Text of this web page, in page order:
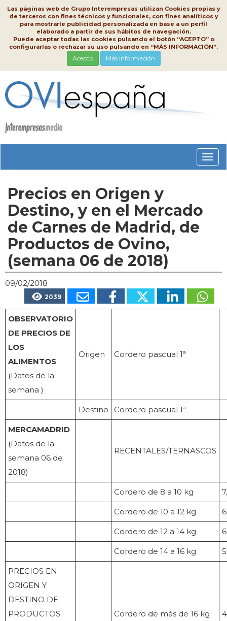
Las páginas web de Grupo Interempresas utilizan Cookies propias y
de terceros con fines técnicos y funcionales, con fines analíticos y
para mostrarle publicidad personalizada en base a un perfil
elaborado a partir de sus hábitos de navegación.
Puede aceptar todas las cookies pulsando el botón “ACEPTO” o
configurarlas o rechazar su uso pulsando en “MÁS INFORMACIÓN”.
Acepto Más información
Precios en Origen y
Destino, y en el Mercado
de Carnes de Madrid, de
Productos de Ovino,
(semana 06 de 2018)
09/02/2018
2039
OBSERVATORIO
DE PRECIOS DE
LOS
ALIMENTOS
(Datos de la
semana )
Origen Cordero pascual 1ª
Destino Cordero pascual 1ª
MERCAMADRID
(Datos de la
semana 06 de
2018)
RECENTALES/TERNASCOS
Cordero de 8 a 10 kg
Cordero de 10 a 12 kg
Cordero de 12 a 14 kg
Cordero de 14 a 16 kg
PRECIOS EN
ORIGEN Y
DESTINO DE
PRODUCTOS
Cordero de más de 16 kg